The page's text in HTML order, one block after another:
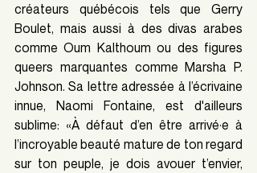
créateurs québécois tels que Gerry
Boulet, mais aussi à des divas arabes
comme Oum Kalthoum ou des figures
queers marquantes comme Marsha P.
Johnson. Sa lettre adressée à l’écrivaine
innue, Naomi Fontaine, est d'ailleurs
sublime: «À défaut d’en être arrivé·e à
l’incroyable beauté mature de ton regard
sur ton peuple, je dois avouer t’envier,